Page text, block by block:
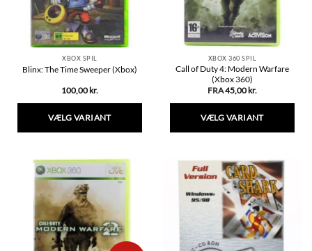
varesiden
varesiden
XBOX SPIL
Blinx: The Time Sweeper (Xbox)
100,00 kr.
VÆLG VARIANT
har
flere
varianter.
Mulighederne
kan
vælges
på
XBOX 360 SPIL
Call of Duty 4: Modern Warfare
(Xbox 360)
FRA45,00 kr.
VÆLG VARIANT
har
flere
varianter.
Mulighederne
kan
vælges
på